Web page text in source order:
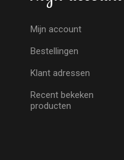
Mijn account
Bestellingen
Klant adressen
Recent bekeken
producten